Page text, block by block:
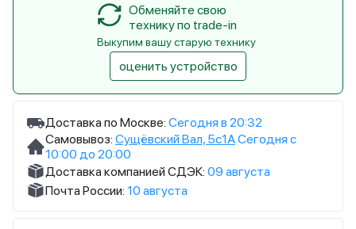
Доставка по Москве: Сегодня в 20:32
Самовывоз: Сущёвский Вал, 5с1АСегодня с
10:00 до 20:00
Доставка компанией СДЭК: 09 августа
Почта России: 10 августа
Обменяйте свою
технику по trade-in
Выкупим вашу старую технику
оценить устройство